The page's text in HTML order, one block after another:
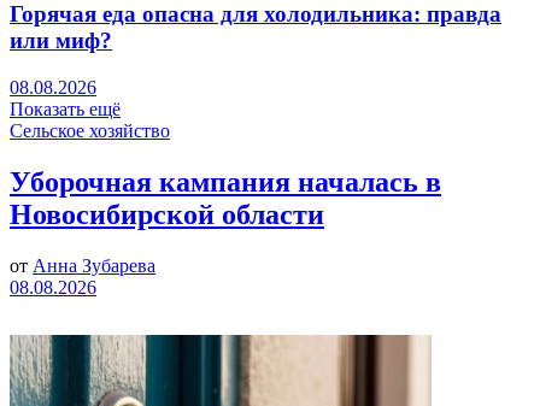
Горячая еда опасна для холодильника: правда
или миф?
08.08.2026
Показать ещё
Сельское хозяйство
Уборочная кампания началась в
Новосибирской области
от Анна Зубарева
08.08.2026